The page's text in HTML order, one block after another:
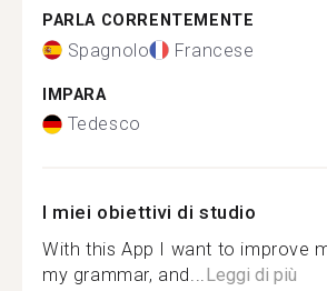
PARLA CORRENTEMENTE
Spagnolo Francese
IMPARA
Tedesco
I miei obiettivi di studio
With this App I want to improve
my grammar, and...Leggi di più